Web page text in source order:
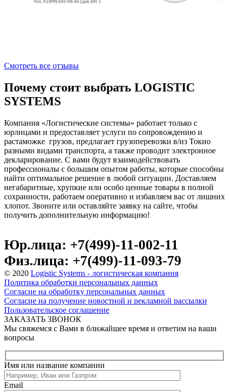
Смотреть все отзывы
Почему стоит выбрать LOGISTIC
SYSTEMS
Компания «Логистические системы» работает только с
юрлицами и предоставляет услуги по сопровождению и
растаможке грузов, предлагает грузоперевозки в/из Токио
разными видами транспорта, а также проводит электронное
декларирование. С вами будут взаимодействовать
профессионалы с большим опытом работы, которые способны
найти оптимальное решение в любой ситуации. Доставляем
негабаритные, хрупкие или особо ценные товары в полной
сохранности, работаем оперативно и избавляем вас от лишних
хлопот. Звоните или оставляйте заявку на сайте, чтобы
получить дополнительную информацию!
Юр.лица: +7(499)-11-002-11
Физ.лица: +7(499)-11-093-79
© 2020 Logistic Systems - логистическая компания
Политика обработки персональных данных
Согласие на обработку персональных данных
Согласие на получение новостной и рекламной рассылки
Пользовательское соглашение
ЗАКАЗАТЬ ЗВОНОК
Мы свяжемся с Вами в ближайшее время и ответим на ваши
вопросы
Имя или название компании
Email